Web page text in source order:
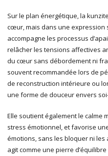
Sur le plan énergétique, la
cœur, mais dans une expression
accompagne les processus
relâcher les tensions affectives
du cœur sans débordement ni
souvent recommandée lors de
de reconstruction intérieure ou
une forme de douceur envers
Elle soutient également le calme
stress émotionnel, et favorise
émotions, sans les bloquer ni
agit comme une pierre